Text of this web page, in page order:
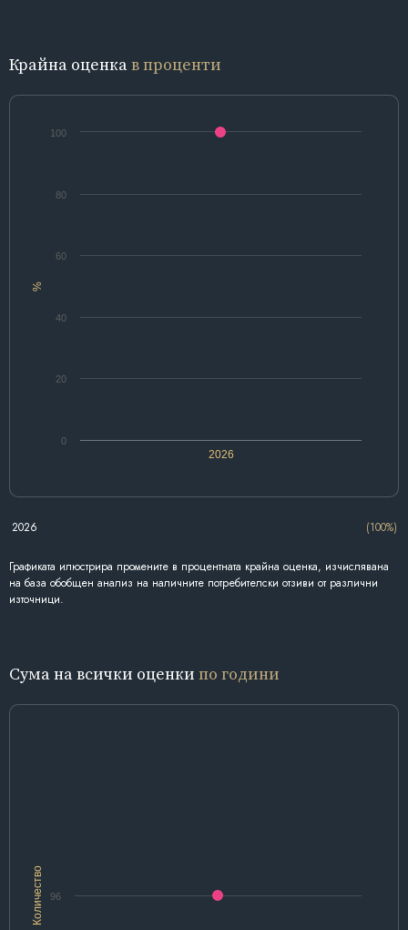
Крайна оценкав проценти
%
2026
0
20
40
60
80
100
2026 (100%)
Графиката илюстрира промените в процентната крайна оценка, изчислявана
на база обобщен анализ на наличните потребителски отзиви от различни
източници.
Сума на всички оценки по години
Количество 96